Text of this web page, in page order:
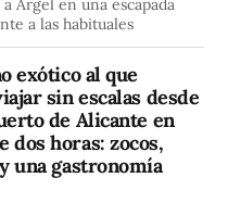
Argel en una escapada
a las habituales
exótico al que
sin escalas desde
de Alicante en
dos horas: zocos,
una gastronomía